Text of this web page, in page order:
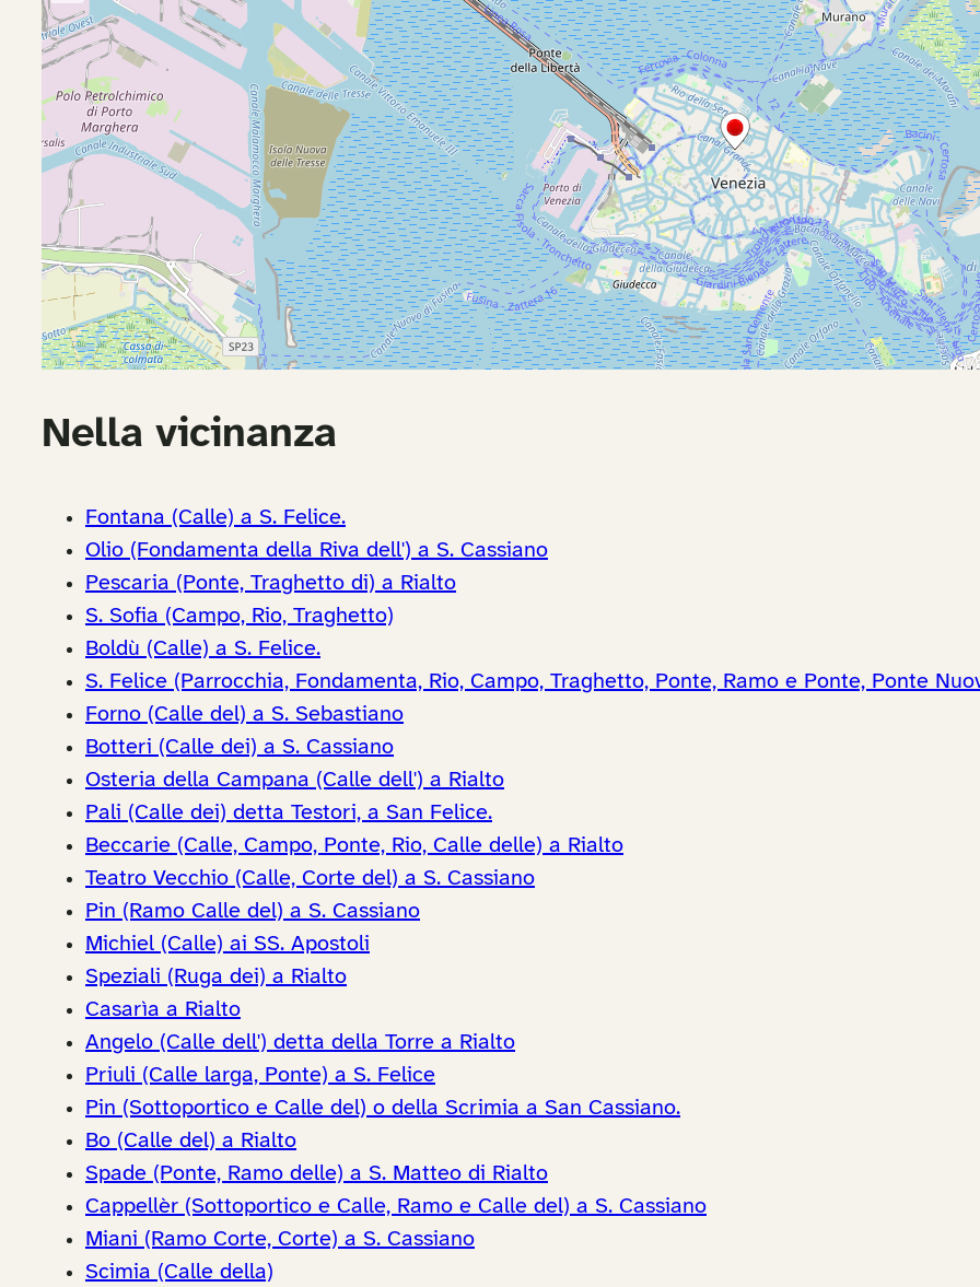
Nella vicinanza
Fontana (Calle) a S. Felice.
Olio (Fondamenta della Riva dell') a S. Cassiano
Pescaria (Ponte, Traghetto di) a Rialto
S. Sofia (Campo, Rio, Traghetto)
Boldù (Calle) a S. Felice.
S. Felice (Parrocchia, Fondamenta, Rio, Campo, Traghetto, Ponte, Ramo e Ponte, Ponte
Forno (Calle del) a S. Sebastiano
Botteri (Calle dei) a S. Cassiano
Osteria della Campana (Calle dell') a Rialto
Pali (Calle dei) detta Testori, a San Felice.
Beccarie (Calle, Campo, Ponte, Rio, Calle delle) a Rialto
Teatro Vecchio (Calle, Corte del) a S. Cassiano
Pin (Ramo Calle del) a S. Cassiano
Michiel (Calle) ai SS. Apostoli
Speziali (Ruga dei) a Rialto
Casarìa a Rialto
Angelo (Calle dell') detta della Torre a Rialto
Priuli (Calle larga, Ponte) a S. Felice
Pin (Sottoportico e Calle del) o della Scrimia a San Cassiano.
Bo (Calle del) a Rialto
Spade (Ponte, Ramo delle) a S. Matteo di Rialto
Cappellèr (Sottoportico e Calle, Ramo e Calle del) a S. Cassiano
Miani (Ramo Corte, Corte) a S. Cassiano
Scimia (Calle della)